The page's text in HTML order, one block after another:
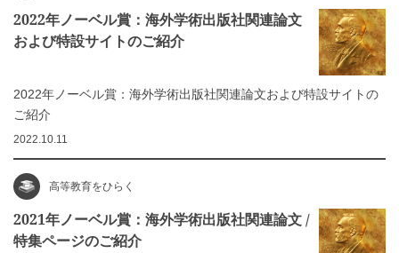
2022年ノーベル賞：海外学術出版社関連論文
および特設サイトのご紹介
2022年ノーベル賞：海外学術出版社関連論文および特設サイトの
ご紹介
2022.10.11
高等教育をひらく
2021年ノーベル賞：海外学術出版社関連論文 /
特集ページのご紹介